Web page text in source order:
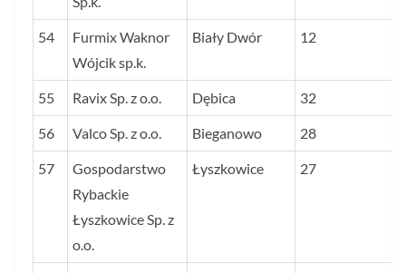
54
Furmix Waknor
Wójcik sp.k.
Biały Dwór 12
55 Ravix Sp. z o.o. Dębica 32
56 Valco Sp. z o.o. Bieganowo 28
57
Gospodarstwo
Rybackie
Łyszkowice Sp. z
o.o.
Łyszkowice 27